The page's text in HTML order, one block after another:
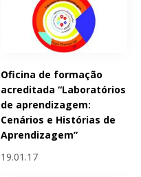
Oficina de formação
acreditada “Laboratórios
de aprendizagem:
Cenários e Histórias de
Aprendizagem”
19.01.17